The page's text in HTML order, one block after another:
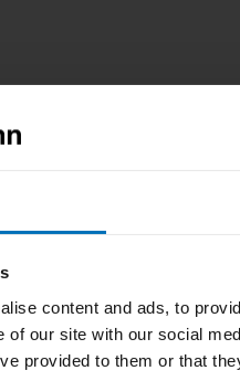
content and ads, to
of our site with our social
provided to them or that